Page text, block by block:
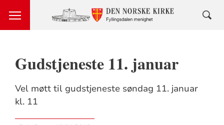
Gudstjeneste 11. januar
Vel møtt til gudstjeneste søndag 11. januar
kl. 11